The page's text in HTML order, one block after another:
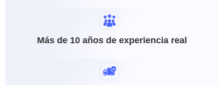
Más de 10 años de experiencia real